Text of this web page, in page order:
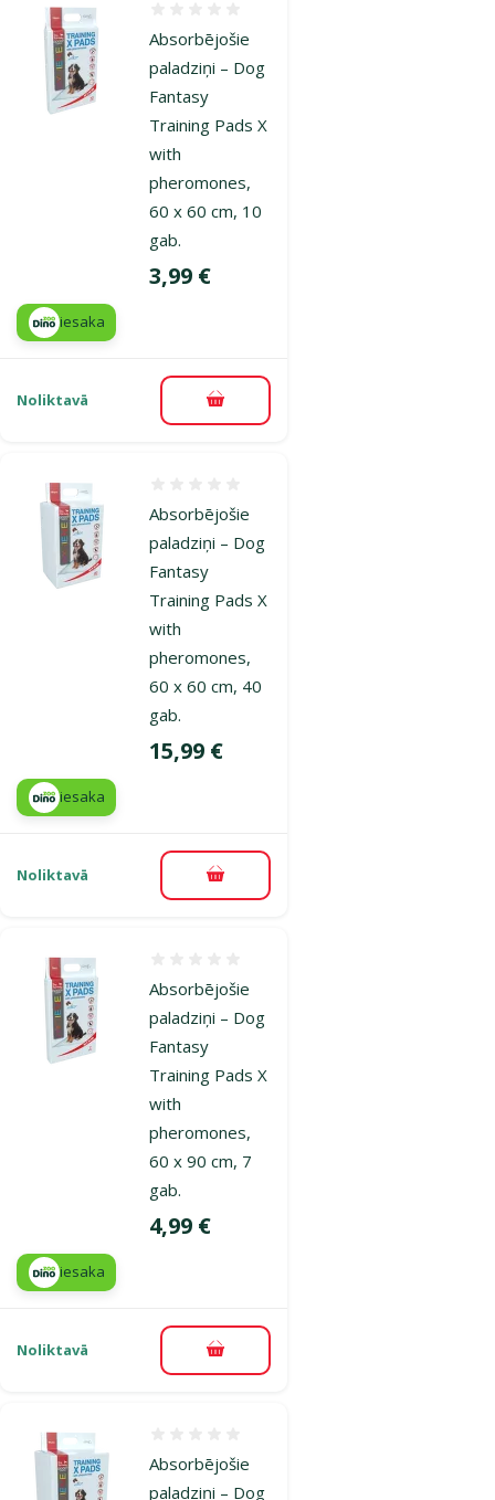
Absorbējošie
paladziņi – Dog
Fantasy
Training Pads X
with
pheromones,
60 x 60 cm, 10
gab.
Cena
3,99 €
iesaka
Noliktavā Pievienot grozam
Absorbējošie
paladziņi – Dog
Fantasy
Training Pads X
with
pheromones,
60 x 60 cm, 40
gab.
Cena
15,99 €
iesaka
Noliktavā Pievienot grozam
Absorbējošie
paladziņi – Dog
Fantasy
Training Pads X
with
pheromones,
60 x 90 cm, 7
gab.
Cena
4,99 €
iesaka
Noliktavā Pievienot grozam
Absorbējošie
paladziņi – Dog